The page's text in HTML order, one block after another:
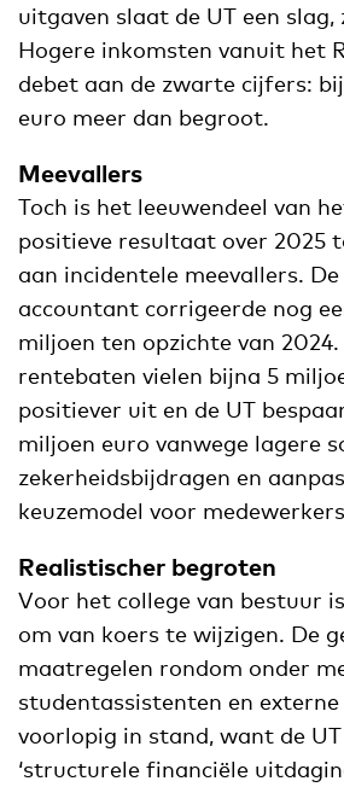
uitgaven slaat de UT een slag,
Hogere inkomsten vanuit het
debet aan de zwarte cijfers:
euro meer dan begroot.
Meevallers
Toch is het leeuwendeel van
positieve resultaat over 2025
aan incidentele meevallers.
accountant corrigeerde nog
miljoen ten opzichte van 2024.
rentebaten vielen bijna 5
positiever uit en de UT
miljoen euro vanwege lagere
zekerheidsbijdragen en
keuzemodel voor
Realistischer begroten
Voor het college van bestuur
om van koers te wijzigen. De
maatregelen rondom onder
studentassistenten en
voorlopig in stand, want de
‘structurele financiële